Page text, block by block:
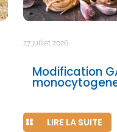
27 juillet 2026
Modification
LIRE LA SUITE